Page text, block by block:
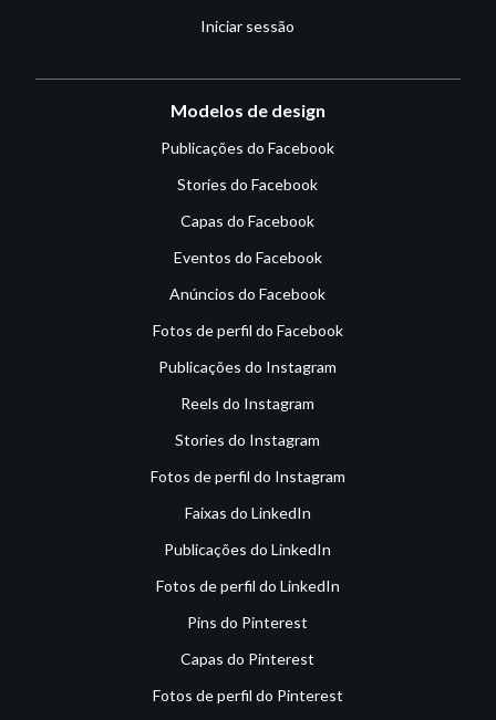
Iniciar sessão
Modelos de design
Publicações do Facebook
Stories do Facebook
Capas do Facebook
Eventos do Facebook
Anúncios do Facebook
Fotos de perfil do Facebook
Publicações do Instagram
Reels do Instagram
Stories do Instagram
Fotos de perfil do Instagram
Faixas do LinkedIn
Publicações do LinkedIn
Fotos de perfil do LinkedIn
Pins do Pinterest
Capas do Pinterest
Fotos de perfil do Pinterest